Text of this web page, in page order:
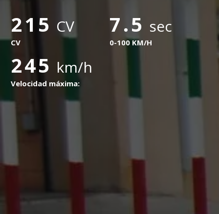
215 CV
CV
7.5 sec
0-100 KM/H
245 km/h
Velocidad máxima: